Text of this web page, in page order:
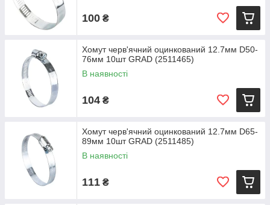
100 ₴
Хомут черв'ячний оцинкований 12.7мм D50-
76мм 10шт GRAD (2511465)
В наявності
104 ₴
Хомут черв'ячний оцинкований 12.7мм D65-
89мм 10шт GRAD (2511485)
В наявності
111 ₴